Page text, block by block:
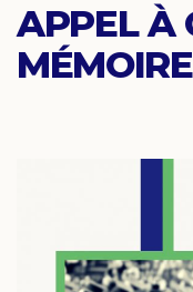
APPEL À